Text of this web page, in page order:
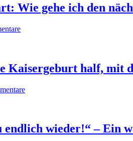
Wie gehe ich den
Kaisergeburt half, mit
endlich wieder!“ – Ein